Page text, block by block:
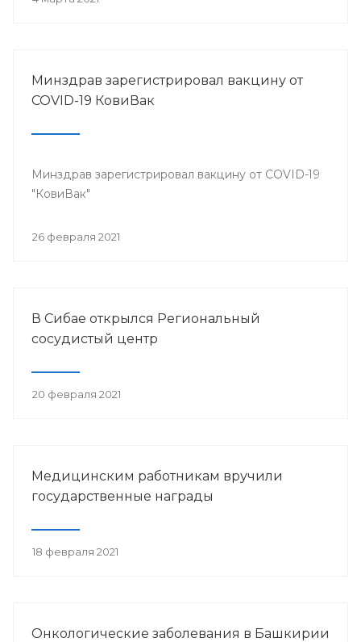
Минздрав зарегистрировал вакцину от
COVID-19 КовиВак
Минздрав зарегистрировал вакцину от COVID-19
"КовиВак"
26 февраля 2021
В Сибае открылся Региональный
сосудистый центр
20 февраля 2021
Медицинским работникам вручили
государственные награды
18 февраля 2021
Онкологические заболевания в Башкирии